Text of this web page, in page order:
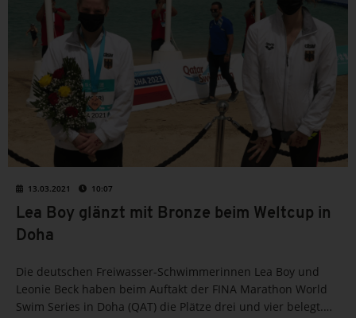
13.03.2021 10:07
Lea Boy glänzt mit Bronze beim Weltcup in
Doha
Die deutschen Freiwasser-Schwimmerinnen Lea Boy und
Leonie Beck haben beim Auftakt der FINA Marathon World
Swim Series in Doha (QAT) die Plätze drei und vier belegt.